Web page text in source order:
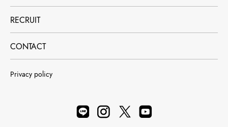
RECRUIT
CONTACT
Privacy policy